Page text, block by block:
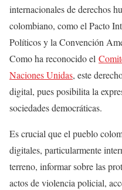
internacionales de derechos
colombiano, como el Pacto
Políticos y la Convención
Como ha reconocido el
Naciones Unidas, este
digital, pues posibilita la
sociedades democráticas.
Es crucial que el pueblo
digitales, particularmente
terreno, informar sobre las
actos de violencia policial,